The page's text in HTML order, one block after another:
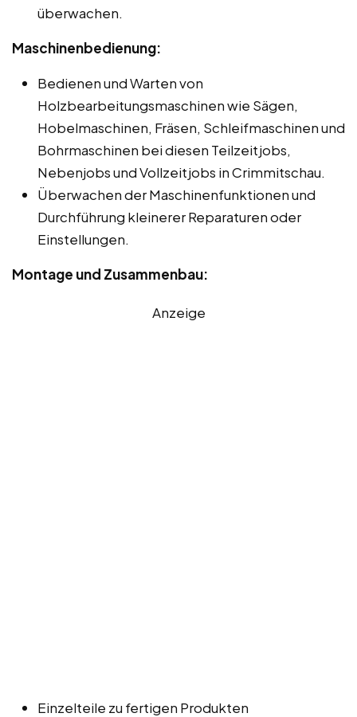
überwachen.
Maschinenbedienung:
Bedienen und Warten von
Holzbearbeitungsmaschinen wie Sägen,
Hobelmaschinen, Fräsen, Schleifmaschinen und
Bohrmaschinen bei diesen Teilzeitjobs,
Nebenjobs und Vollzeitjobs in Crimmitschau.
Überwachen der Maschinenfunktionen und
Durchführung kleinerer Reparaturen oder
Einstellungen.
Montage und Zusammenbau:
Anzeige
Einzelteile zu fertigen Produkten